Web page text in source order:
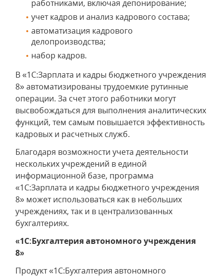
работниками, включая депонирование;
учет кадров и анализ кадрового состава;
автоматизация кадрового
делопроизводства;
набор кадров.
В «1С:Зарплата и кадры бюджетного учреждения
8» автоматизированы трудоемкие рутинные
операции. За счет этого работники могут
высвобождаться для выполнения аналитических
функций, тем самым повышается эффективность
кадровых и расчетных служб.
Благодаря возможности учета деятельности
нескольких учреждений в единой
информационной базе, программа
«1С:Зарплата и кадры бюджетного учреждения
8» может использоваться как в небольших
учреждениях, так и в централизованных
бухгалтериях.
«1С:Бухгалтерия автономного учреждения
8»
Продукт «1С:Бухгалтерия автономного